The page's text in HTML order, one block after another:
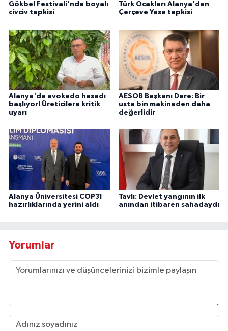
Gökbel Festivali'nde boyalı
civciv tepkisi
Türk Ocakları Alanya'dan
Çerçeve Yasa tepkisi
Alanya'da avokado hasadı
başlıyor! Üreticilere kritik
uyarı
AESOB Başkanı Dere: Bir
usta bin makineden daha
değerlidir
Alanya Üniversitesi COP31
hazırlıklarında yerini aldı
Tavlı: Devlet yangının ilk
anından itibaren sahadaydı
Yorumlar